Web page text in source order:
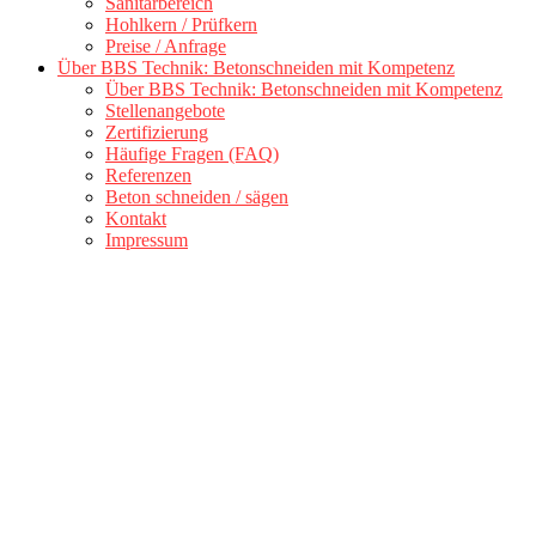
Hohlkern / Prüfkern
Preise / Anfrage
Über BBS Technik: Betonschneiden mit Kompetenz
Über BBS Technik: Betonschneiden mit Kompetenz
Stellenangebote
Zertifizierung
Häufige Fragen (FAQ)
Referenzen
Beton schneiden / sägen
Kontakt
Impressum